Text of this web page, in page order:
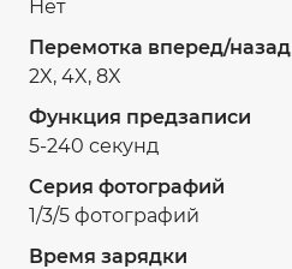
Нет
Перемотка вперед/назад
2X, 4X, 8X
Функция предзаписи
5-240 секунд
Серия фотографий
1/3/5 фотографий
Время зарядки